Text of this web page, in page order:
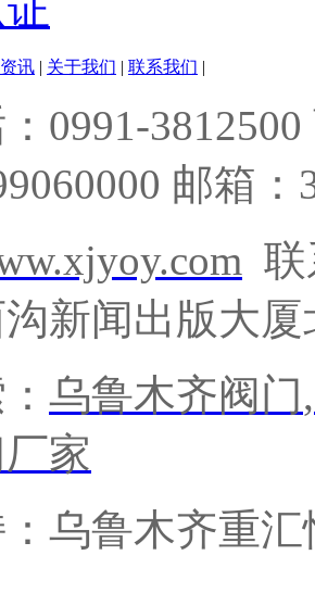
讯 | 关于我们 | 联系我们 |
0991-
邮箱：
新闻出版大厦
乌鲁木齐阀门,
家
乌鲁木齐重